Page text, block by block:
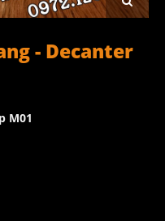
- Decanter
M01